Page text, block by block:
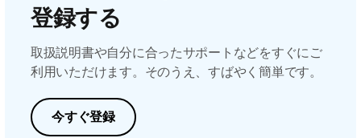
登録する
取扱説明書や自分に合ったサポートなどをすぐにご
利用いただけます。そのうえ、すばやく簡単です。
今すぐ登録